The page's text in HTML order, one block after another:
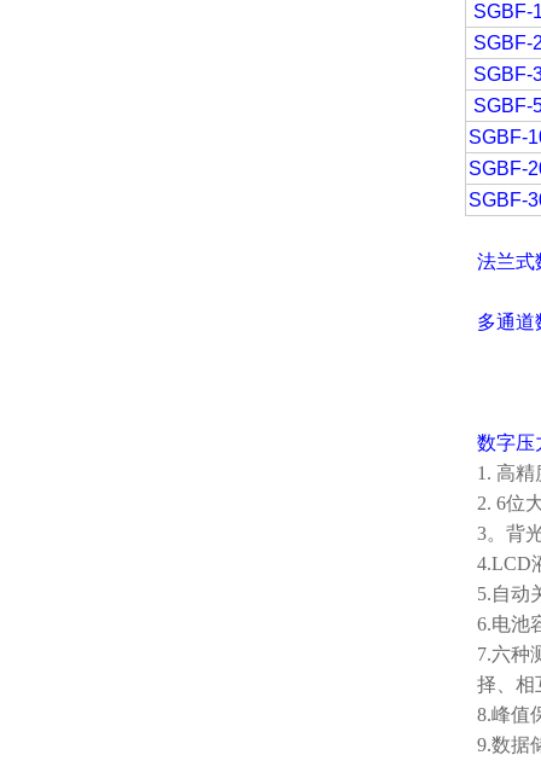
SGBF-
SGBF-
SGBF-
SGBF-
SGBF-
SGBF-
SGBF-
法兰式
多通道
数字压
1. 高
2. 6位
3。背
4.LCD
5.自动
6.电池
7.六种
择、相
8.峰值
9.数据